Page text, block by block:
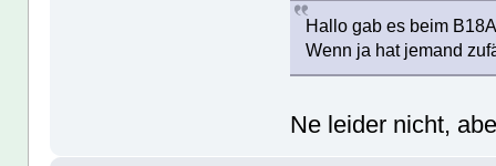
Hallo gab es beim
Wenn ja hat jemand
Ne leider nicht,